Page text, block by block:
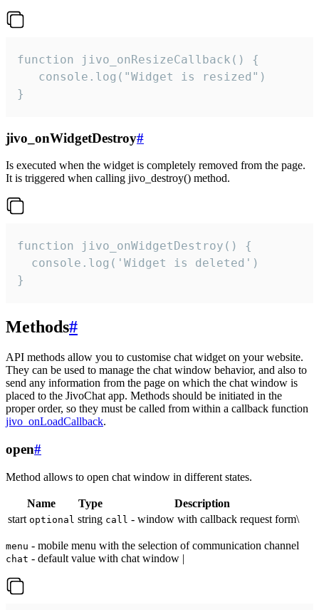
function jivo_onResizeCallback() {
   console.log("Widget is resized")
}
jivo_onWidgetDestroy#
Is executed when the widget is completely removed from the page.
It is triggered when calling jivo_destroy() method.
function jivo_onWidgetDestroy() {
  console.log('Widget is deleted')
}
Methods#
API methods allow you to customise chat widget on your website.
They can be used to manage the chat window behavior, and also to
send any information from the page on which the chat window is
placed to the JivoChat app. Methods should be initiated in the
proper order, so they must be called from within a callback function
jivo_onLoadCallback.
open#
Method allows to open chat window in different states.
Name Type
Description
start optional string call - window with callback request form\
menu - mobile menu with the selection of communication channel
chat - default value with chat window |